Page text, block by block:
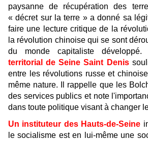
paysanne de récupération des
« décret sur la terre » a donné sa
faire une lecture critique de la
la révolution chinoise qui se sont
du monde capitaliste développé.
territorial de Seine Saint Denis
entre les révolutions russe et
même nature. Il rappelle que les
des services publics et note
dans toute politique visant à changer
Un instituteur des Hauts-de-Seine
le socialisme est en lui-même une